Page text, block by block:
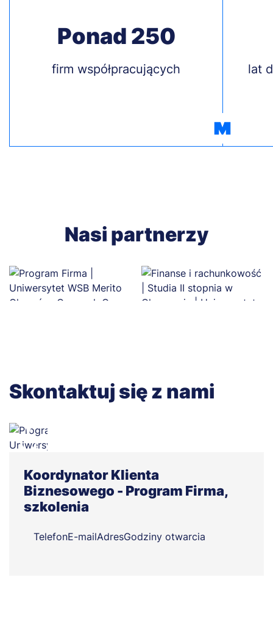
Ponad 250
Treśćfirm współpracujących lat
Nasi partnerzy
Skontaktuj się z nami
Koordynator Klienta
Biznesowego - Program Firma,
szkolenia
TelefonE-mailAdresGodziny otwarcia